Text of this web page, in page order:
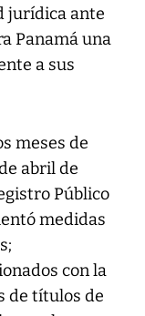
jurídica ante
Panamá una
a sus
meses de
abril de
Público
medidas
con la
de títulos de